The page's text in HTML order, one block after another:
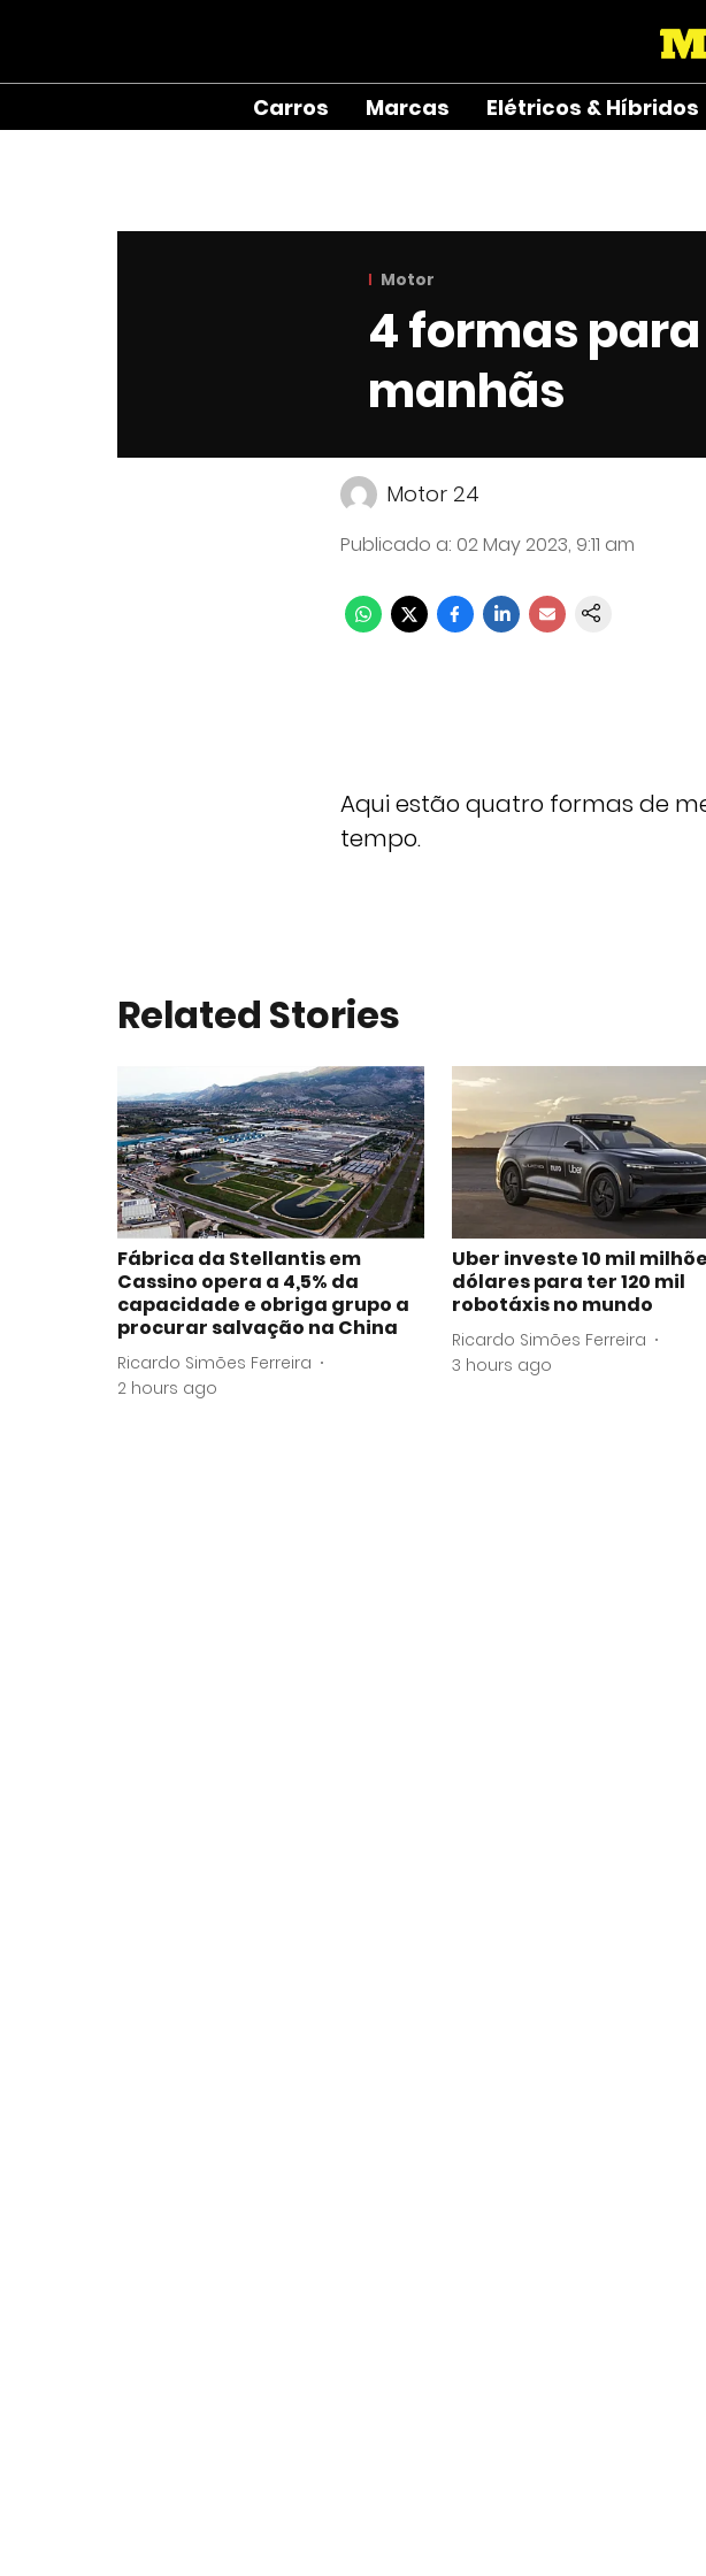
Carros Marcas Elétricos & Híbridos
Motor
4 formas
manhãs
Motor 24
Publicado a: 02 May 2023, 9:11 am
Aqui estão quatro formas de
tempo.
Related Stories
Fábrica da Stellantis em
Cassino opera a 4,5% da
capacidade e obriga grupo a
procurar salvação na China
Ricardo Simões Ferreira
2 hours ago
Uber investe 10 mil
dólares para ter 120 mil
robotáxis no mundo
Ricardo Simões Ferreira
3 hours ago